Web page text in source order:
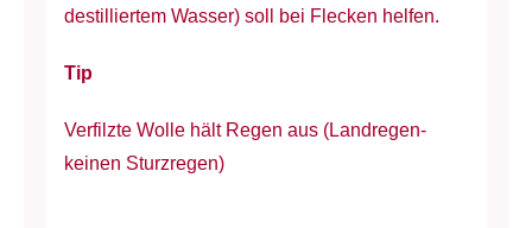
destilliertem Wasser) soll bei Flecken helfen.
Tip
Verfilzte Wolle hält Regen aus (Landregen-
keinen Sturzregen)